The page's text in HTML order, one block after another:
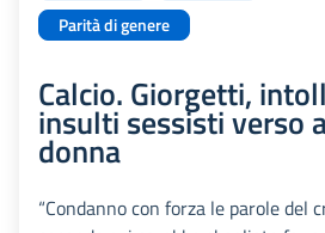
Parità di genere
Calcio. Giorgetti,
insulti sessisti verso
donna
“Condanno con forza le parole del